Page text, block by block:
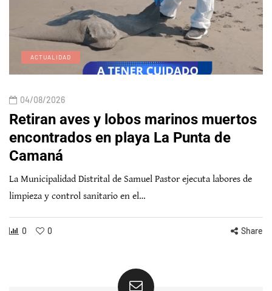
ACTUALIDAD
04/08/2026
Retiran aves y lobos marinos muertos
encontrados en playa La Punta de
Camaná
La Municipalidad Distrital de Samuel Pastor ejecuta labores de
limpieza y control sanitario en el…
0 0 Share